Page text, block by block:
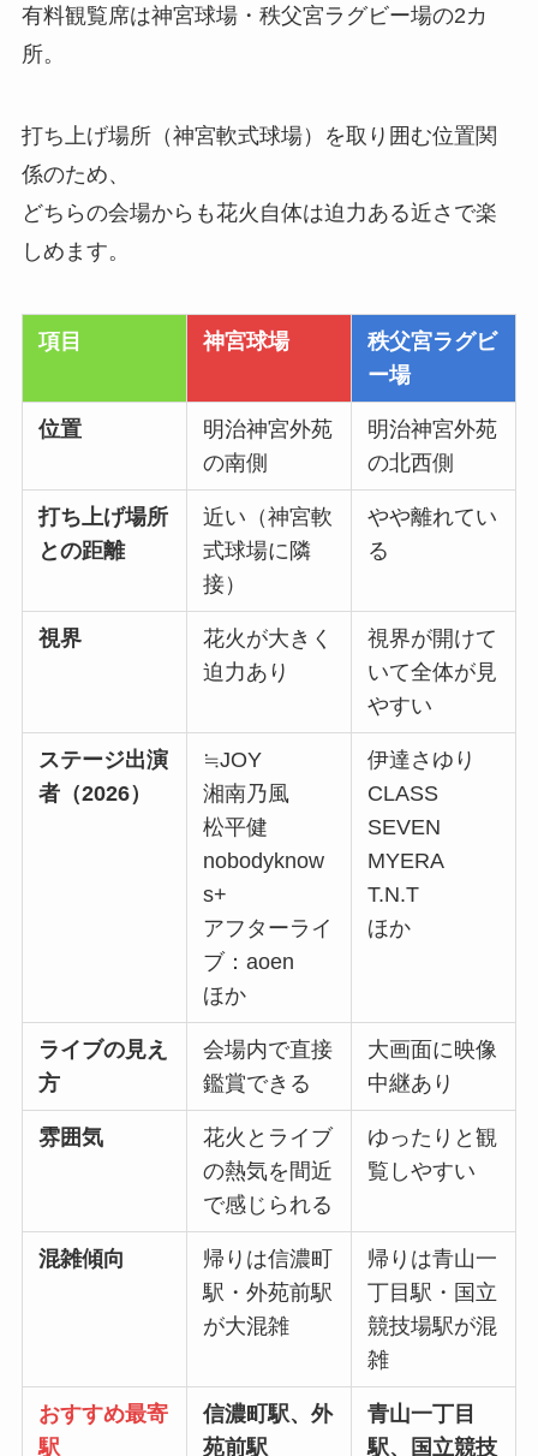
有料観覧席は神宮球場・秩父宮ラグビー場の2カ
所。
打ち上げ場所（神宮軟式球場）を取り囲む位置関
係のため、
どちらの会場からも花火自体は迫力ある近さで楽
しめます。
項目 神宮球場
秩父宮ラグビ
ー場
位置
明治神宮外苑
の南側
明治神宮外苑
の北西側
打ち上げ場所
との距離
近い（神宮軟
式球場に隣
接）
やや離れてい
る
視界
花火が大きく
迫力あり
視界が開けて
いて全体が見
やすい
ステージ出演
者（2026）
≒JOY
湘南乃風
松平健
nobodyknow
s+
アフターライ
ブ：aoen
ほか
伊達さゆり
CLASS
SEVEN
MYERA
T.N.T
ほか
ライブの見え
方
会場内で直接
鑑賞できる
大画面に映像
中継あり
雰囲気
花火とライブ
の熱気を間近
で感じられる
ゆったりと観
覧しやすい
混雑傾向
帰りは信濃町
駅・外苑前駅
が大混雑
帰りは青山一
丁目駅・国立
競技場駅が混
雑
おすすめ最寄
駅
信濃町駅、外
苑前駅
青山一丁目
駅、国立競技